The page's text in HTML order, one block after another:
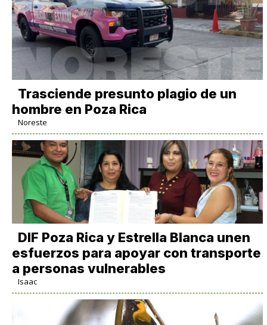
Trasciende presunto plagio de un
hombre en Poza Rica
Noreste
DIF Poza Rica y Estrella Blanca unen
esfuerzos para apoyar con transporte
a personas vulnerables
Isaac